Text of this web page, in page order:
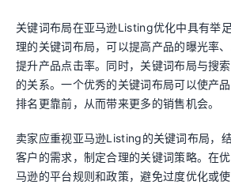
关键词布局在亚马逊Listing优化中具有举
理的关键词布局，可以提高产品的曝光率
提升产品点击率。同时，关键词布局与搜
的关系。一个优秀的关键词布局可以使产
排名更靠前，从而带来更多的销售机会。
卖家应重视亚马逊Listing的关键词布局，
客户的需求，制定合理的关键词策略。在
马逊的平台规则和政策，避免过度优化或使